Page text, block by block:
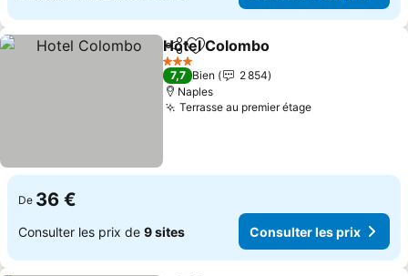
PartagerAjouter à mes favoris
Hotel Colombo
3 Étoiles
7,7 Bien
2 854
Naples
Terrasse au premier étage
De 36 €
Consulter les prix de 9 sites Consulter les prix